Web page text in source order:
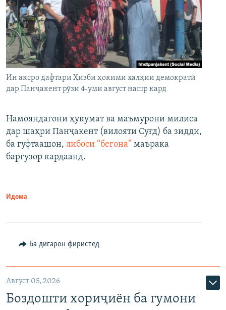
Ин аксро дафтари Ҳизби ҳокими халқии демократӣ
дар Панҷакент рӯзи 4-уми август нашр кард
Намояндагони ҳукумат ва маъмурони милиса
дар шаҳри Панҷакент (вилояти Суғд) ба зидди,
ба гуфтаашон, либоси “бегона” маърака
баргузор кардаанд.
Идома
Ба дигарон фиристед
Август 05, 2026
Боздошти хориҷиён ба гумони